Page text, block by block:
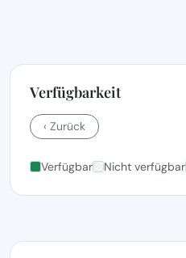
Verfügbarkeit
‹ Zurück
Verfügbar Nicht verfügbar